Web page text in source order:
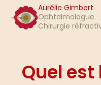
Aurélie Gimbert
Ophtalmologue
Chirurgie
Quel est